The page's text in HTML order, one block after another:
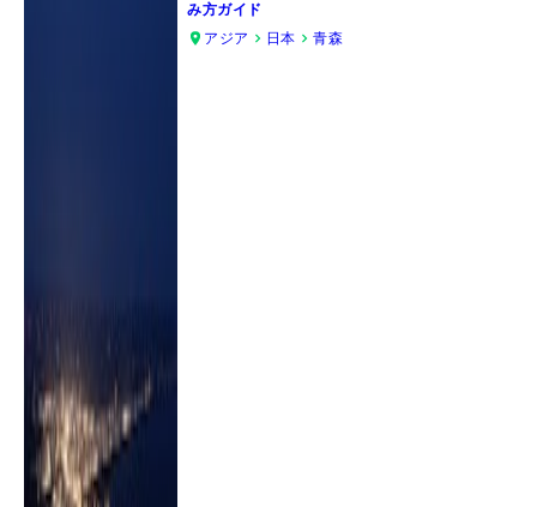
み方ガイド
アジア
日本 青森